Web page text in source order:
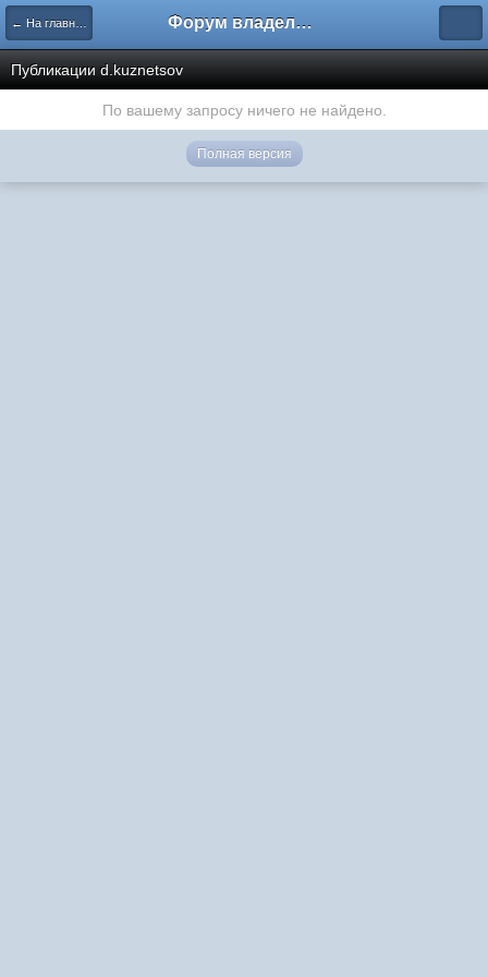
← На главную Форум владельцев интернет-магазинов
Публикации d.kuznetsov
По вашему запросу ничего не найдено.
Полная версия